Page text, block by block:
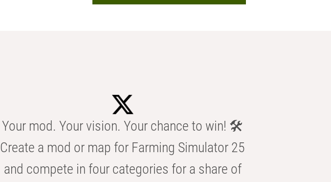
Your mod. Your vision. Your chance to win! 🛠️
Create a mod or map for Farming Simulator 25
and compete in four categories for a share of